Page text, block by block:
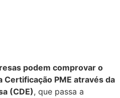
podem comprovar o
PME através da
(CDE), que passa a